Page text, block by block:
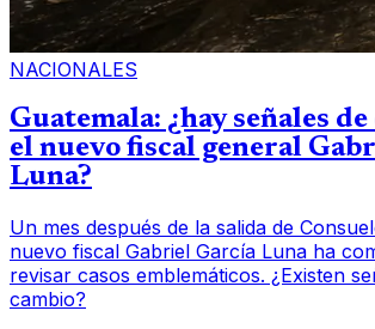
NACIONALES
Guatemala: ¿hay señales
el nuevo fiscal general
Luna?
Un mes después de la salida de
nuevo fiscal Gabriel García Luna ha
revisar casos emblemáticos. ¿Existen
cambio?